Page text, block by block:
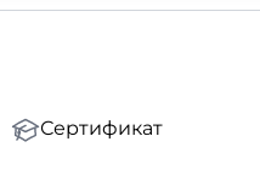
Сертификат